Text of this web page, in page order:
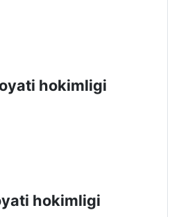
hоkimligi
hokimligi